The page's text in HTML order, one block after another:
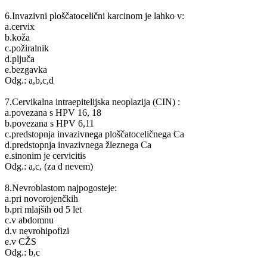
6.Invazivni ploščatocelični karcinom je lahko v:
a.cervix
b.koža
c.požiralnik
d.pljuča
e.bezgavka
Odg.: a,b,c,d
7.Cervikalna intraepitelijska neoplazija (CIN) :
a.povezana s HPV 16, 18
b.povezana s HPV 6,11
c.predstopnja invazivnega ploščatoceličnega Ca
d.predstopnja invazivnega žleznega Ca
e.sinonim je cervicitis
Odg.: a,c, (za d nevem)
8.Nevroblastom najpogosteje:
a.pri novorojenčkih
b.pri mlajših od 5 let
c.v abdomnu
d.v nevrohipofizi
e.v CŽS
Odg.: b,c